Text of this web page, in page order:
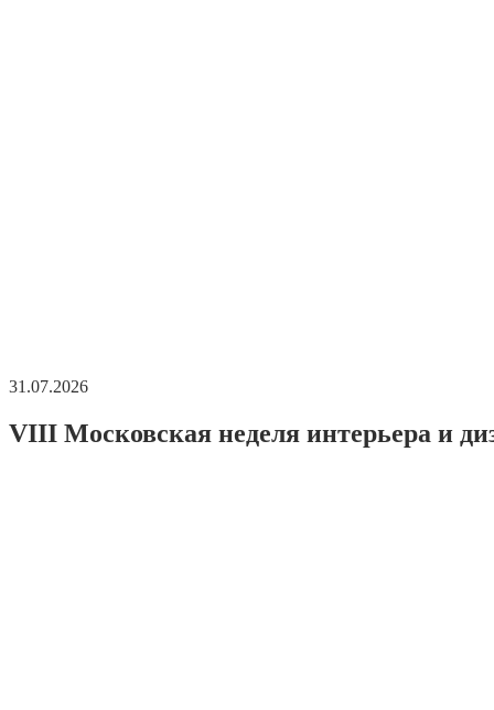
31.07.2026
VIII Московская неделя интерьера и